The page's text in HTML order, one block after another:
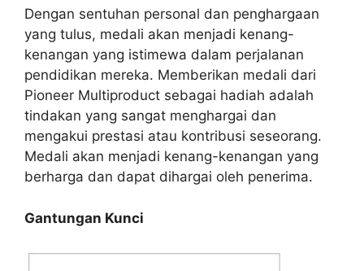
Dengan sentuhan personal dan penghargaan
yang tulus, medali akan menjadi kenang-
kenangan yang istimewa dalam perjalanan
pendidikan mereka. Memberikan medali dari
Pioneer Multiproduct sebagai hadiah adalah
tindakan yang sangat menghargai dan
mengakui prestasi atau kontribusi seseorang.
Medali akan menjadi kenang-kenangan yang
berharga dan dapat dihargai oleh penerima.
Gantungan Kunci